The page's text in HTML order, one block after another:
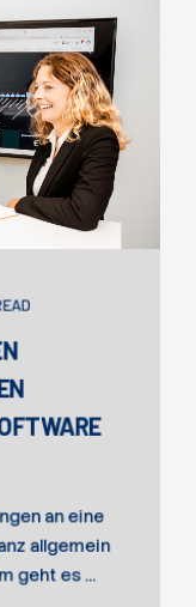
an eine
allgemein
geht es ...